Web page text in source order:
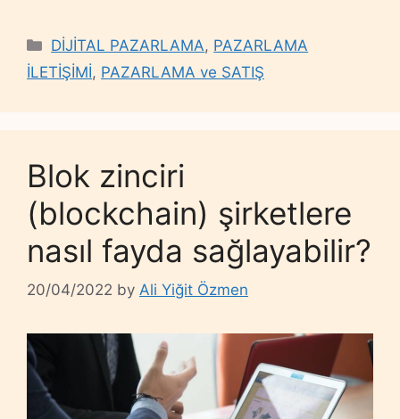
Categories
DİJİTAL PAZARLAMA, PAZARLAMA
İLETİŞİMİ, PAZARLAMA ve SATIŞ
Blok zinciri
(blockchain) şirketlere
nasıl fayda sağlayabilir?
20/04/2022 by Ali Yiğit Özmen